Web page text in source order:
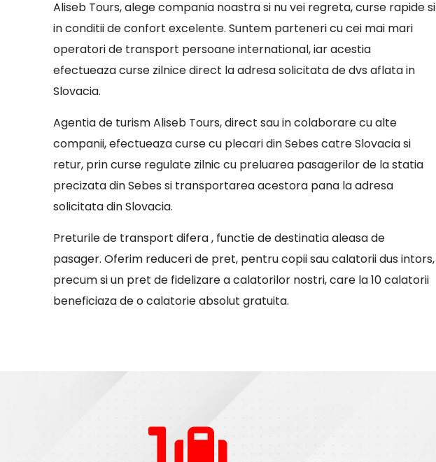
Aliseb Tours, alege compania noastra si nu vei regreta, curse rapide si
in conditii de confort excelente. Suntem parteneri cu cei mai mari
operatori de transport persoane international, iar acestia
efectueaza curse zilnice direct la adresa solicitata de dvs aflata in
Slovacia.
Agentia de turism Aliseb Tours, direct sau in colaborare cu alte
companii, efectueaza curse cu plecari din Sebes catre Slovacia si
retur, prin curse regulate zilnic cu preluarea pasagerilor de la statia
precizata din Sebes si transportarea acestora pana la adresa
solicitata din Slovacia.
Preturile de transport difera , functie de destinatia aleasa de
pasager. Oferim reduceri de pret, pentru copii sau calatorii dus intors,
precum si un pret de fidelizare a calatorilor nostri, care la 10 calatorii
beneficiaza de o calatorie absolut gratuita.